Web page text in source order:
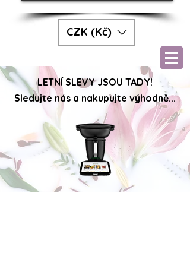
CZK (Kč)
LETNÍ SLEVY JSOU TADY!
Sledujte nás a nakupujte výhodně...